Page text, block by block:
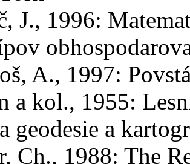
J., 1996:
A., 1997:
a kol., 1955:
geodesie a
Ch., 1988: The